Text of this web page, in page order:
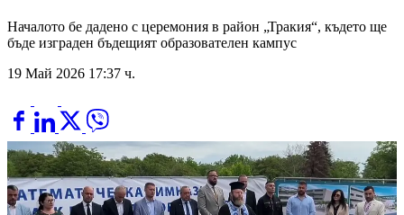
Началото бе дадено с церемония в район „Тракия“, където ще
бъде изграден бъдещият образователен кампус
19 Май 2026 17:37 ч.